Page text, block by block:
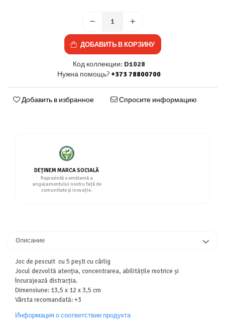
ДОБАВИТЬ В КОРЗИНУ
Код коллекции: D1028
Нужна помощь? +373 78800700
Добавить в избранное Спросите информацию
DEȚINEM MARCA SOCIALĂ
Reprezintă o emblemă a
angajamentului nostru față de
comunitate și inovație.
Oписание
Joc de pescuit cu 5 pești cu cârlig
Jocul dezvoltă atenția, concentrarea, abilitățile motrice și
încurajează distracția.
Dimensiune: 13,5 x 12 x 3,5 cm
Vârsta recomandată: +3
Информация о соответствии продукта